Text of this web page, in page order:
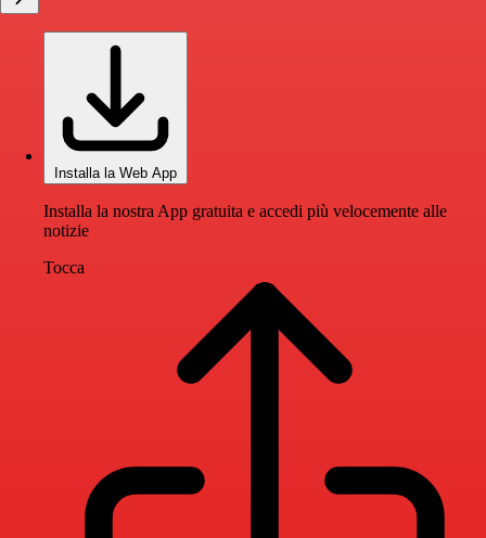
Installa la Web App
Installa la nostra App gratuita e accedi più velocemente alle
notizie
Tocca